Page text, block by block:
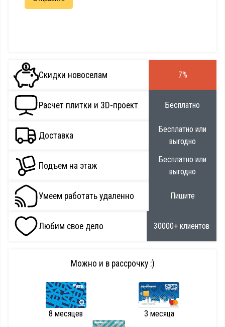
Скидки новоселам 7%
Расчет плитки и 3D-проект Бесплатно
Доставка
Бесплатно или
выгодно
Подъем на этаж
Бесплатно или
выгодно
Умеем работать удаленно Пишите
Любим свое дело 30000+ клиентов
Можно и в рассрочку :)
8 месяцев 3 месяца